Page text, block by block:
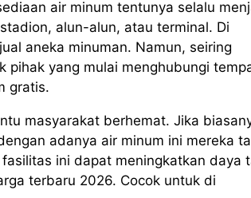
air minum tentunya selalu
alun-alun, atau terminal. Di
aneka minuman. Namun, seiring
pihak yang mulai menghubungi
gratis.
masyarakat berhemat. Jika
adanya air minum ini mereka
ini dapat meningkatkan daya
terbaru 2026. Cocok untuk di